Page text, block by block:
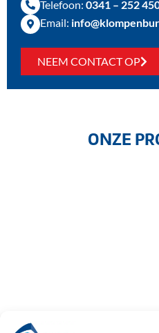
Telefoon: 0341 – 252
Email:
NEEM CONTACT OP
ONZE